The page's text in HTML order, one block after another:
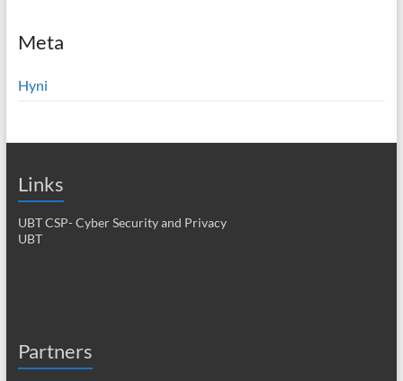
Meta
Hyni
Links
UBT CSP- Cyber Security and Privacy
UBT
Partners